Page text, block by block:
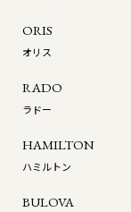
ORIS
オリス
RADO
ラドー
HAMILTON
ハミルトン
BULOVA